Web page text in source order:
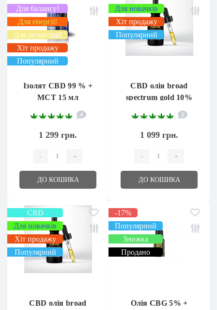
Для балансу!
Для енергії!
Для релаксації
Хіт продажу
Популярний
Ізолят CBD 99 % +
МСТ 15 мл
4
1 299 грн.
- +
ДО КОШИКА
Для новачків
Хіт продажу
Популярний
CBD олія broad
spectrum gold 10%
1000 мг 10мл.
2
1 099 грн.
- +
ДО КОШИКА
CBD
Для новачків
Хіт продажу
Популярний
CBD олія broad
-17%
Популярний
Знижка
Продано
Олія CBG 5% +